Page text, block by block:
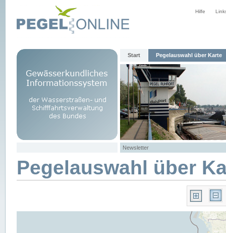
Hilfe
Start Pegelauswahl über Karte
Newsletter
Pegelauswahl über